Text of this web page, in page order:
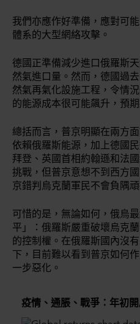
我們亦應作好準備，應對可
體系的大型網絡攻擊。
德國正準備減少進口俄羅斯
然氣進口量。然而，德國過
然氣再氣化設施工程，令情
的能源成本很可能飆升，預
總括而言，普京明顯在兩方
依賴俄羅斯能源，加上德國
拜登、英國首相約翰遜和法
挑戰，但普京意想不到西方
京錯判烏克蘭軍民不會負隅頑
可惜的是，無論如何，俄烏
平」：俄羅斯嚴重破壞烏克
的控制權。在俄羅斯國內沒
下，目前難以看到普京如何
一步惡化。
疫情、通脹、戰爭：年初